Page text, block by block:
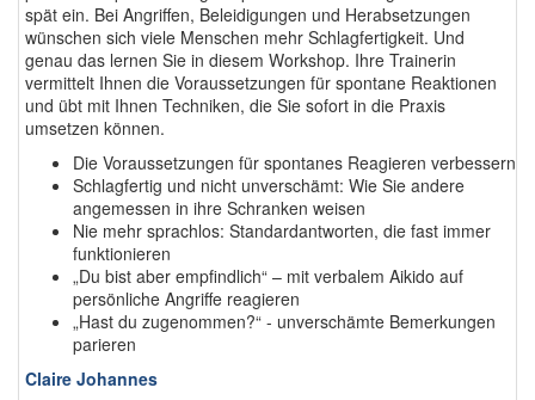
spät ein. Bei Angriffen, Beleidigungen und Herabsetzungen
wünschen sich viele Menschen mehr Schlagfertigkeit. Und
genau das lernen Sie in diesem Workshop. Ihre Trainerin
vermittelt Ihnen die Voraussetzungen für spontane Reaktionen
und übt mit Ihnen Techniken, die Sie sofort in die Praxis
umsetzen können.
Die Voraussetzungen für spontanes Reagieren verbessern
Schlagfertig und nicht unverschämt: Wie Sie andere
angemessen in ihre Schranken weisen
Nie mehr sprachlos: Standardantworten, die fast immer
funktionieren
„Du bist aber empfindlich“ – mit verbalem Aikido auf
persönliche Angriffe reagieren
„Hast du zugenommen?“ - unverschämte Bemerkungen
parieren
Claire Johannes